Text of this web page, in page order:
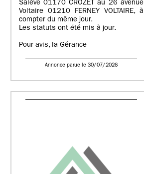
Salève 01170 CROZET au 26 avenue
Voltaire 01210 FERNEY VOLTAIRE, à
compter du même jour.
Les statuts ont été mis à jour.
Pour avis, la Gérance
Annonce parue le 30/07/2026